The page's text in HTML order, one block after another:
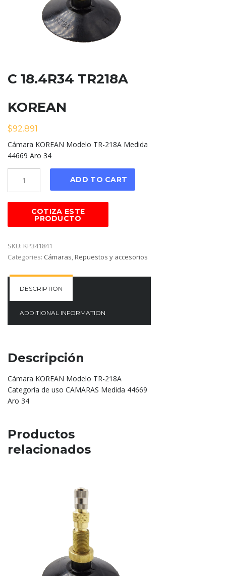
C 18.4R34 TR218A
KOREAN
$92.891
Cámara KOREAN Modelo TR-218A Medida
44669 Aro 34
ADD TO CART
SKU: KP341841
Categories: Cámaras,Repuestos y accesorios
DESCRIPTION
ADDITIONAL INFORMATION
Descripción
Cámara KOREAN Modelo TR-218A
Categoría de uso CAMARAS Medida 44669
Aro 34
Productos
relacionados